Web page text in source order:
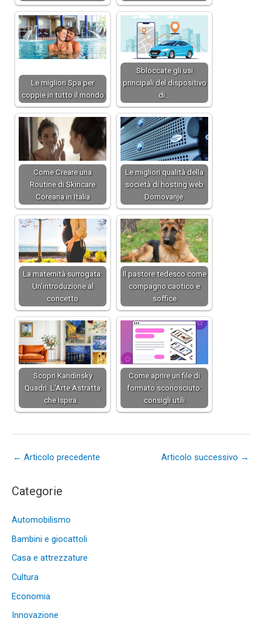
Le migliori Spa per
coppie in tutto il mondo
Sbloccate gli usi
principali del dispositivo
di…
Come Creare una
Routine di Skincare
Coreana in Italia
Le migliori qualità della
società di hosting web
Domovanje
La maternità surrogata:
Un'introduzione al
concetto
Il pastore tedesco come
compagno caotico e
soffice
Scopri Kandinsky
Quadri: L’Arte Astratta
che Ispira…
Come aprire un file di
formato sconosciuto:
consigli utili
← Articolo precedente Articolo successivo →
Categorie
Automobilismo
Bambini e giocattoli
Casa e attrezzature
Cultura
Economia
Innovazione